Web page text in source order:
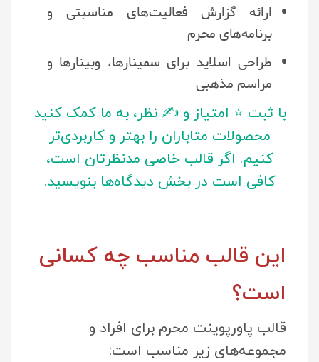
ارائه گزارش فعالیت‌های مناسبتی و
برنامه‌های محرم
طراحی اسلاید برای سمینارها، وبینارها و
مراسم مذهبی
با ثبت ⭐ امتیاز و ✍️ نظر، به ما کمک کنید
محصولات متاباران را بهتر و کاربردی‌تر
کنیم. اگر قالب خاصی مدنظرتان است،
کافی است در بخش دیدگاه‌ها بنویسید.
این قالب مناسب چه کسانی
است؟
قالب پاورپوینت محرم برای افراد و
مجموعه‌های زیر مناسب است: